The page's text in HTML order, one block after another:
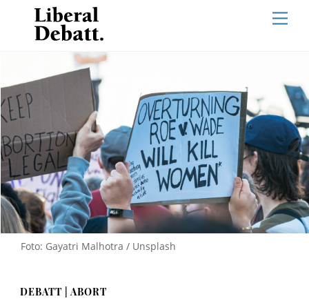
content
Foto: Gayatri Malhotra / Unsplash
DEBATT | ABORT